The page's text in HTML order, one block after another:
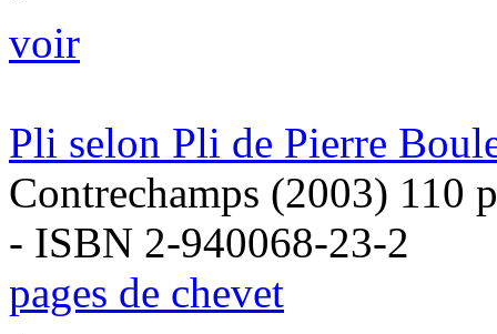
voir
Pli selon Pli de Pierre
Contrechamps (2003) 110
- ISBN 2-940068-23-2
pages de chevet